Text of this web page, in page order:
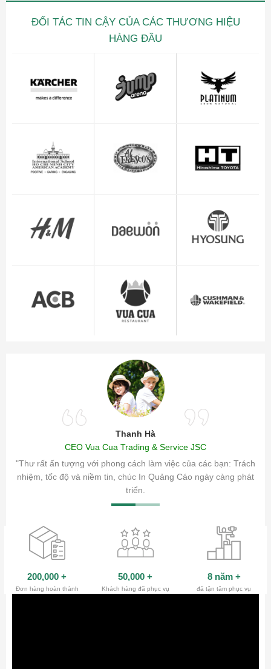
ĐỐI TÁC TIN CẬY CỦA CÁC THƯƠNG HIỆU
HÀNG ĐẦU
Thanh Hà
CEO Vua Cua Trading & Service JSC
"Thư rất ấn tượng với phong cách làm việc của các bạn: Trách
nhiệm, tốc độ và niềm tin, chúc In Quảng Cáo ngày càng phát
triển.
sóc
200,000 +
Đơn hàng hoàn thành
50,000 +
Khách hàng đã phục vụ
8 năm +
đã tận tâm phục vụ